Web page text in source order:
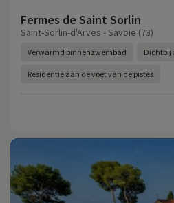
Fermes de Saint Sorlin
Saint-Sorlin-d'Arves - Savoie (73)
Verwarmd binnenzwembad Dichtbij
Residentie aan de voet van de pistes